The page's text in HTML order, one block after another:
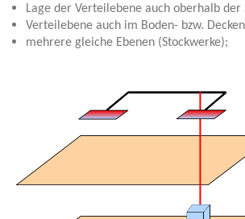
Lage der Verteilebene auch oberhalb der
Verteilebene auch im Boden- bzw.
mehrere gleiche Ebenen (Stockwerke);